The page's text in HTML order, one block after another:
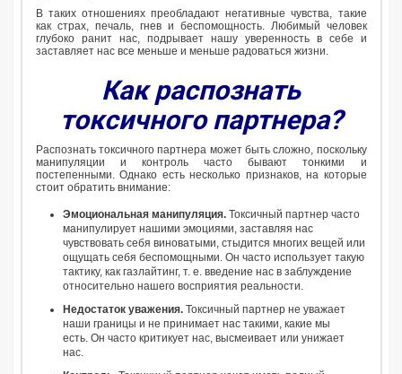
В таких отношениях преобладают негативные чувства, такие
как страх, печаль, гнев и беспомощность. Любимый человек
глубоко ранит нас, подрывает нашу уверенность в себе и
заставляет нас все меньше и меньше радоваться жизни.
Как распознать
токсичного партнера?
Распознать токсичного партнера может быть сложно, поскольку
манипуляции и контроль часто бывают тонкими и
постепенными. Однако есть несколько признаков, на которые
стоит обратить внимание:
Эмоциональная манипуляция.Токсичный партнер часто
манипулирует нашими эмоциями, заставляя нас
чувствовать себя виноватыми, стыдится многих вещей или
ощущать себя беспомощными. Он часто использует такую ​​
тактику, как газлайтинг, т. е. введение нас в заблуждение
относительно нашего восприятия реальности.
Недостаток уважения.Токсичный партнер не уважает
наши границы и не принимает нас такими, какие мы
есть. Он часто критикует нас, высмеивает или унижает
нас.